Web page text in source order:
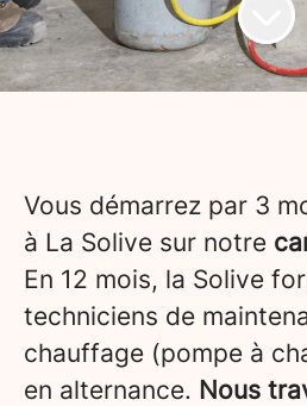
Vous démarrez par 3
à La Solive sur notre
En 12 mois, la Solive
techniciens de
chauffage (pompe à
en alternance. Nous